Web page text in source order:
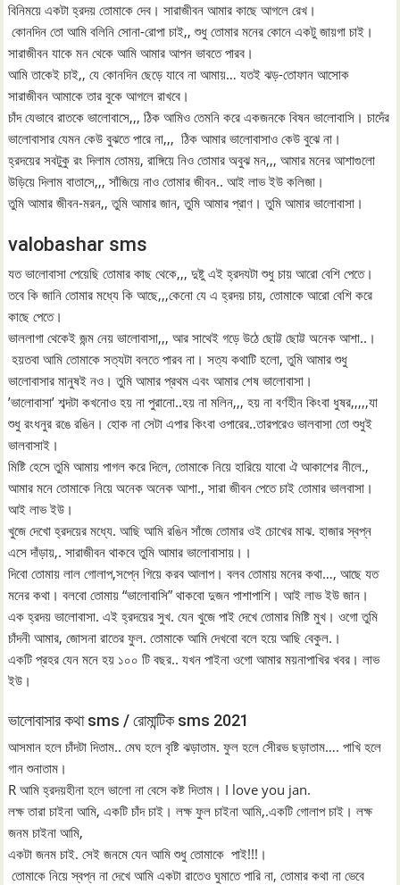
বিনিময়ে একটা হ্রদয় তোমাকে দেব। সারাজীবন আমার কাছে আগলে রেখ।
কোনদিন তো আমি বলিনি সোনা-রোপা চাই,, শুধু তোমার মনের কোনে একটু জায়গা চাই।
সারাজীবন যাকে মন থেকে আমি আমার আপন ভাবতে পারব।
আমি তাকেই চাই,, যে কোনদিন ছেড়ে যাবে না আমায়… যতই ঝড়-তোফান আসোক
সারাজীবন আমাকে তার বুকে আগলে রাখবে।
চাঁদ যেভাবে রাতকে ভালোবাসে,,, ঠিক আমিও তেমনি করে একজনকে বিষন ভালোবাসি। চাদেঁর
ভালোবাসার যেমন কেউ বুঝতে পারে না,,, ঠিক আমার ভালোবাসাও কেউ বুঝে না।
হ্রদয়ের সবটুকু রং দিলাম তোময়, রাঙ্গিয়ে নিও তোমার অবুঝ মন,,, আমার মনের আশাগুলো
উড়িয়ে দিলাম বাতাসে,,, সাঁজিয়ে নাও তোমার জীবন.. আই লাভ ইউ কলিজা।
তুমি আমার জীবন-মরন,, তুমি আমার জান, তুমি আমার প্রাণ। তুমি আমার ভালোবাসা।
valobashar sms
যত ভালোবাসা পেয়েছি তোমার কাছ থেকে,,, দুষ্টু এই হ্রদযটা শুধু চায় আরো বেশি পেতে।
তবে কি জানি তোমার মধ্যে কি আছে,,,কেনো যে এ হ্রদয় চায়, তোমাকে আরো বেশি করে
কাছে পেতে।
ভাললাগা থেকেই জন্ম নেয় ভালোবাসা,,, আর সাথেই গড়ে উঠে ছোট্ট ছোট্ট অনেক আশা..।
হয়তবা আমি তোমাকে সত্যটা বলতে পারব না। সত্য কথাটি হলো, তুমি আমার শুধু
ভালোবাসার মানুষই নও। তুমি আমার প্রথম এবং আমার শেষ ভালোবাসা।
’ভালোবাসা’ শব্দটা কখনোও হয় না পুরানো..হয় না মলিন,,, হয় না বর্ণহীন কিংবা ধুষর,,,,,যা
শুধু রংধনুর রঙে রঙিন। হোক না সেটা এপার কিংবা ওপারের..তারপরেও ভালবাসা তো শুধুই
ভালবাসাই।
মিষ্টি হেসে তুমি আমায় পাগল করে দিলে, তোমাকে নিয়ে হারিয়ে যাবো ঐ আকাশের নীলে.,
আমার মনে তোমাকে নিয়ে অনেক অনেক আশা., সারা জীবন পেতে চাই তোমার ভালবাসা।
আই লাভ ইউ।
খুজে দেখো হ্রদয়ের মধ্যে. আছি আমি রঙিন সাঁজে তোমার ওই চোখের মাঝ. হাজার স্বপ্ন
এসে দাঁড়ায়,. সারাজীবন থাকবে তুমি আমার ভালোবাসায়।।
দিবো তোমায় লাল গোলাপ,সপ্নে গিয়ে করব আলাপ। বলব তোমায় মনের কথা…, আছে যত
মনের কথা। বলবো তোমায় “ভালোবাসি” থাকবো দুজন পাশাপাশি। আই লাভ ইউ জান।
এক হ্রদয় ভালোবাসা. এই হ্রদয়ের সুখ. যেন খুজে পাই দেখে তোমার মিষ্টি মুখ। ওগো ‍তুমি
চাঁদনী আমার, জোসনা রাতের ফুল. তোমাকে আমি দেখবো বলে হয়ে আছি বেকুল.।
একটি প্রহর যেন মনে হয় ১০০ টি বছর.. যখন পাইনা ওগো আমার ময়নাপাখির খবর। লাভ
ইউ।
ভালোবাসার কথা sms / রোমান্টিক sms 2021
আসমান হলে চাঁদটা দিতাম.. মেঘ হলে বৃষ্টি ঝড়াতাম. ফুল হলে সেীরভ ছড়াতাম…. পাখি হলে
গান শুনাতাম।
R আমি হ্রদয়হীনা হলে ভালো না বেসে কষ্ট দিতাম। I love you jan.
লক্ষ তারা চাইনা আমি, একটি চাঁদ চাই। লক্ষ ফুল চাইনা আমি,.একটি গোলাপ চাই। লক্ষ
জনম চাইনা আমি,
একটা জনম চাই. সেই জনমে যেন আমি শুধু তোমাকে পাই!!!।
তোমাকে নিয়ে স্বপ্ন না দেখে আমি একটা রাতেও ঘুমাতে পারি না, তোমার কথা না ভেবে